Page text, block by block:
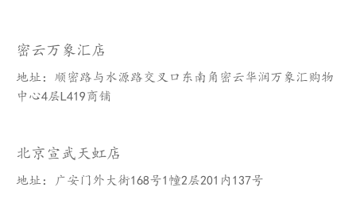
密云万象汇店
地址：顺密路与水源路交叉口东南角密云华润万象汇购物
中心4层L419商铺
北京宣武天虹店
地址：广安门外大街168号1幢2层201内137号